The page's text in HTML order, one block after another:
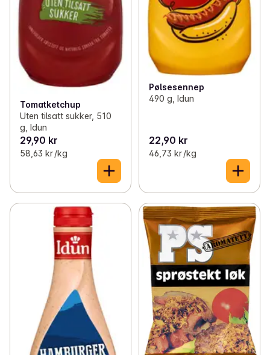
✓ Gaver og leker (66)
Til fotballfesten (49)
Tomatketchup
Uten tilsatt sukker, 510
g, Idun
29,90 kr
58,63 kr /kg
Pølsesennep
490 g, Idun
22,90 kr
46,73 kr /kg